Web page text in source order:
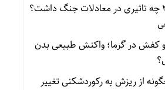
عملیات نصر ۲ چه تاثیری در معادلات جنگ داشت؟
کفش در گرما؛ واکنش طبیعی بدن
از ریزش به رکوردشکنی تغییر